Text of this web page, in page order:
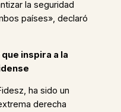
la seguridad
países», declaró
inspira a la
ha sido un
derecha